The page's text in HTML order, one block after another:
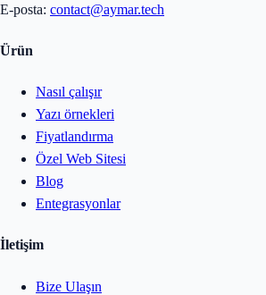
E-posta: contact@aymar.tech
Ürün
Nasıl çalışır
Yazı örnekleri
Fiyatlandırma
Özel Web Sitesi
Blog
Entegrasyonlar
İletişim
Bize Ulaşın